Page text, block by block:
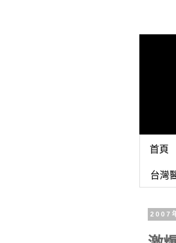
首頁
台灣
2007